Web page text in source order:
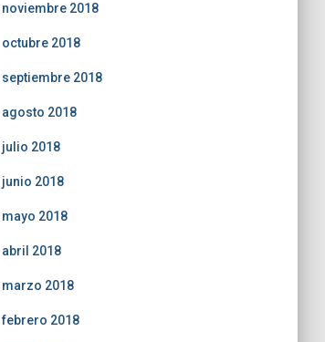
noviembre 2018
octubre 2018
septiembre 2018
agosto 2018
julio 2018
junio 2018
mayo 2018
abril 2018
marzo 2018
febrero 2018